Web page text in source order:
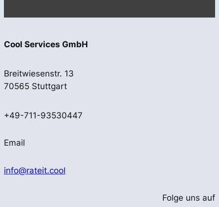
Cool Services GmbH
Breitwiesenstr. 13
70565 Stuttgart
+49-711-93530447
Email
info@rateit.cool
Folge uns auf